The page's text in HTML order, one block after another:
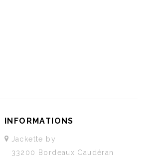
INFORMATIONS
Jackette by
33200 Bordeaux Caudéran